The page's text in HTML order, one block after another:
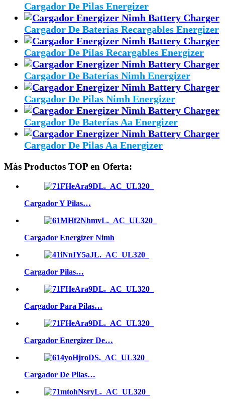
Cargador De Pilas Energizer
Cargador De Baterías Recargables Energizer
Cargador De Pilas Recargables Energizer
Cargador De Baterías Nimh Energizer
Cargador De Pilas Nimh Energizer
Cargador De Baterías Aa Energizer
Cargador De Pilas Aa Energizer
Más Productos TOP en Oferta:
Cargador Y Pilas…
Cargador Energizer Nimh
Cargador Pilas…
Cargador Para Pilas…
Cargador Energizer De…
Cargador De Pilas…